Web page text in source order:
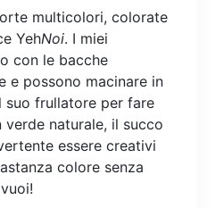
multicolori, colorate
YehNoi. I miei
con le bacche
e possono macinare in
suo frullatore per fare
naturale, il succo
essere creativi
colore senza